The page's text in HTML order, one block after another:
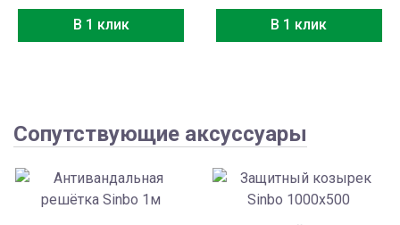
В 1 клик В 1 клик
Сопутствующие аксуссуары